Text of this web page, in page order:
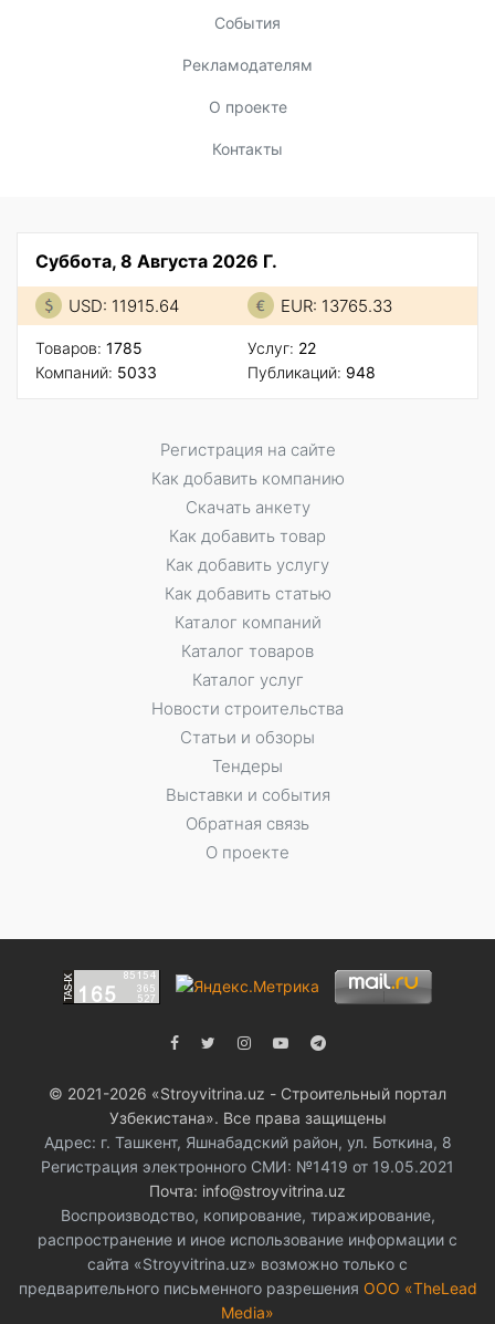
События
Рекламодателям
О проекте
Контакты
Суббота, 8 Августа 2026 Г.
USD: 11915.64 EUR: 13765.33
Товаров: 1785
Компаний: 5033
Услуг: 22
Публикаций: 948
Регистрация на сайте
Как добавить компанию
Скачать анкету
Как добавить товар
Как добавить услугу
Как добавить статью
Каталог компаний
Каталог товаров
Каталог услуг
Новости строительства
Статьи и обзоры
Тендеры
Выставки и события
Обратная связь
О проекте
© 2021-2026 «Stroyvitrina.uz - Строительный портал
Узбекистана». Все права защищены
Адрес: г. Ташкент, Яшнабадский район, ул. Боткина, 8
Регистрация электронного СМИ: №1419 от 19.05.2021
Почта: info@stroyvitrina.uz
Воспроизводство, копирование, тиражирование,
распространение и иное использование информации с
сайта «Stroyvitrina.uz» возможно только с
предварительного письменного разрешения ООО «TheLead
Media»